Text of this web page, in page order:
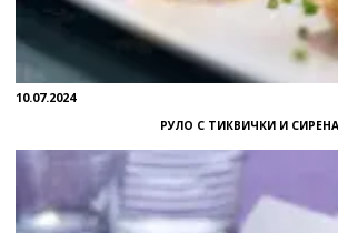
10.07.2024
РУЛО С ТИКВИЧКИ И СИРЕНА